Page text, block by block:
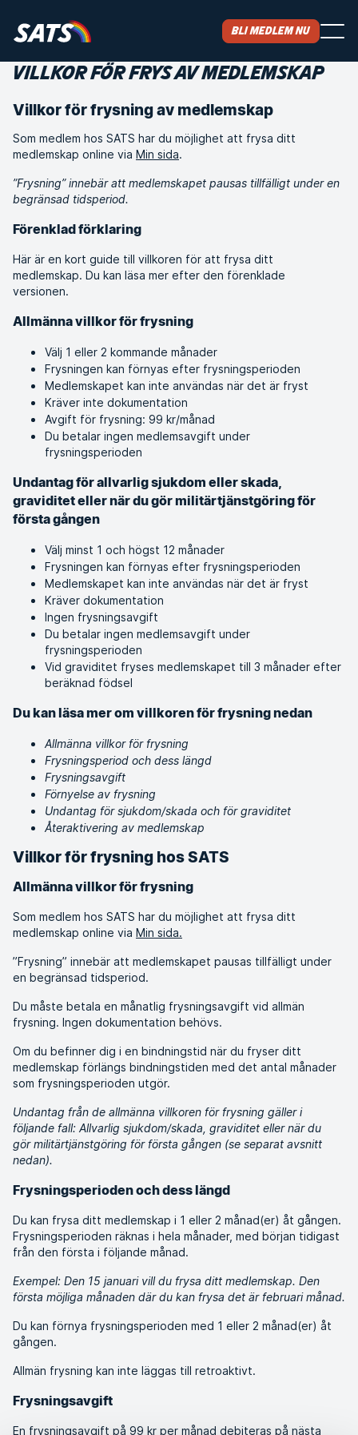
Bli medlem nu
VILLKOR FÖR FRYS AV MEDLEMSKAP
Villkor för frysning av medlemskap
Som medlem hos SATS har du möjlighet att frysa ditt
medlemskap online via Min sida.
”Frysning” innebär att medlemskapet pausas tillfälligt under en
begränsad tidsperiod.
Förenklad förklaring
Här är en kort guide till villkoren för att frysa ditt
medlemskap. Du kan läsa mer efter den förenklade
versionen.
Allmänna villkor för frysning
Välj 1 eller 2 kommande månader
Frysningen kan förnyas efter frysningsperioden
Medlemskapet kan inte användas när det är fryst
Kräver inte dokumentation
Avgift för frysning: 99 kr/månad
Du betalar ingen medlemsavgift under
frysningsperioden
Undantag för allvarlig sjukdom eller skada,
graviditet eller när du gör militärtjänstgöring för
första gången
Välj minst 1 och högst 12 månader
Frysningen kan förnyas efter frysningsperioden
Medlemskapet kan inte användas när det är fryst
Kräver dokumentation
Ingen frysningsavgift
Du betalar ingen medlemsavgift under
frysningsperioden
Vid graviditet fryses medlemskapet till 3 månader efter
beräknad födsel
Du kan läsa mer om villkoren för frysning nedan
Allmänna villkor för frysning
Frysningsperiod och dess längd
Frysningsavgift
Förnyelse av frysning
Undantag för sjukdom/skada och för graviditet
Återaktivering av medlemskap
Villkor för frysning hos SATS
Allmänna villkor för frysning
Som medlem hos SATS har du möjlighet att frysa ditt
medlemskap online via Min sida.
”Frysning” innebär att medlemskapet pausas tillfälligt under
en begränsad tidsperiod.
Du måste betala en månatlig frysningsavgift vid allmän
frysning. Ingen dokumentation behövs.
Om du befinner dig i en bindningstid när du fryser ditt
medlemskap förlängs bindningstiden med det antal månader
som frysningsperioden utgör.
Undantag från de allmänna villkoren för frysning gäller i
följande fall: Allvarlig sjukdom/skada, graviditet eller när du
gör militärtjänstgöring för första gången (se separat avsnitt
nedan).
Frysningsperioden och dess längd
Du kan frysa ditt medlemskap i 1 eller 2 månad(er) åt gången.
Frysningsperioden räknas i hela månader, med början tidigast
från den första i följande månad.
Exempel: Den 15 januari vill du frysa ditt medlemskap. Den
första möjliga månaden där du kan frysa det är februari månad.
Du kan förnya frysningsperioden med 1 eller 2 månad(er) åt
gången.
Allmän frysning kan inte läggas till retroaktivt.
Frysningsavgift
En frysningsavgift på 99 kr per månad debiteras på nästa